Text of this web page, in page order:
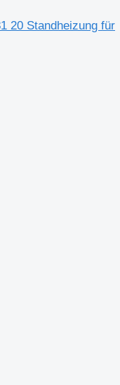
20 Standheizung für